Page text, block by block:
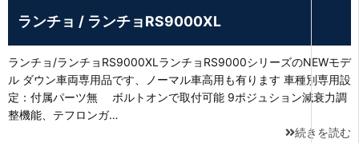
ランチョ / ランチョRS9000XL
ランチョ/ランチョRS9000XLランチョRS9000シリーズのNEWモデ
ル ダウン車両専用品です、ノーマル車高用も有ります 車種別専用設
定：付属パーツ無 ボルトオンで取付可能 9ポジュション減衰力調
整機能、テフロンガ…
続きを読む